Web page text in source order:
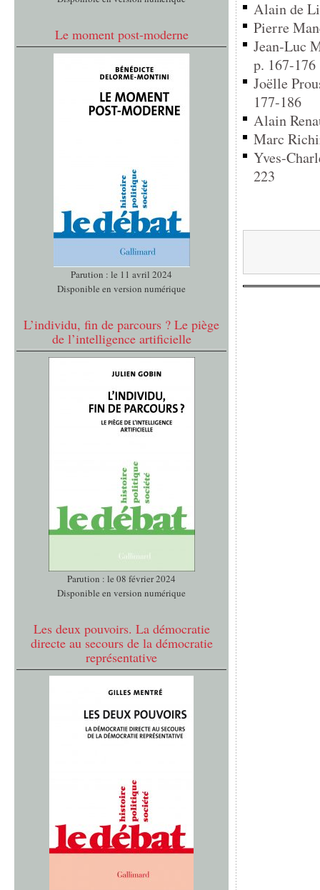
Le moment post-moderne
Parution : le 11 avril 2024
Disponible en version numérique
L’individu, fin de parcours ? Le piège
de l’intelligence artificielle
Parution : le 08 février 2024
Disponible en version numérique
Les deux pouvoirs. La démocratie
directe au secours de la démocratie
représentative
Alain de
Pierre
Jean-Luc
p. 167-176
Joëlle
177-186
Alain
Marc
Yves-
223